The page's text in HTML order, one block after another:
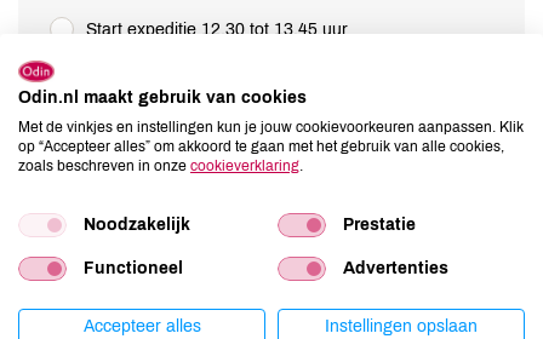
Start expeditie 12.30 tot 13.45 uur
Onze Open Instuif is de plek om mensen te ontmoeten,
samen te komen, om te leren, te creëren en plezier te
hebben. Ga in gesprek met de boer en Odin-imker Bas
Strijker. Wat wil jij weten over de bijen en biodynamische
Odin.nl maakt gebruik van cookies
Met de vinkjes en instellingen kun je jouw cookievoorkeuren aanpassen. Klik
op “Accepteer alles” om akkoord te gaan met het gebruik van alle cookies,
zoals beschreven in onze cookieverklaring
Noodzakelijk Prestatie
Functioneel Advertenties
Accepteer alles Instellingen opslaan